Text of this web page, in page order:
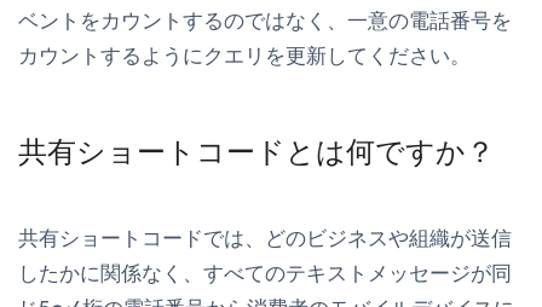
ベントをカウントするのではなく、一意の電話番号を
カウントするようにクエリを更新してください。
共有ショートコードとは何ですか？
共有ショートコードでは、どのビジネスや組織が送信
したかに関係なく、すべてのテキストメッセージが同